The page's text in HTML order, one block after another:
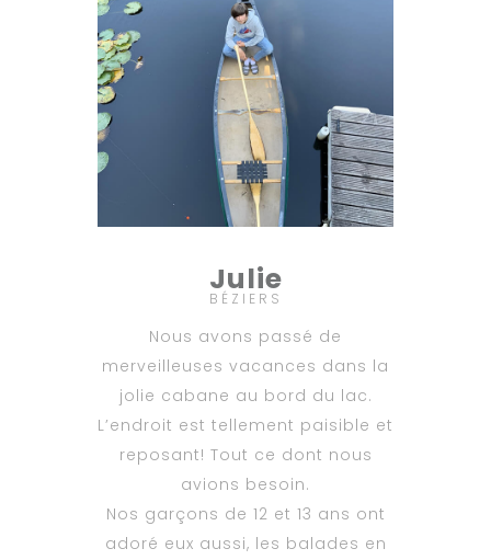
Julie
BÉZIERS
Nous avons passé de
merveilleuses vacances dans la
jolie cabane au bord du lac.
L’endroit est tellement paisible et
reposant! Tout ce dont nous
avions besoin.
Nos garçons de 12 et 13 ans ont
adoré eux aussi, les balades en